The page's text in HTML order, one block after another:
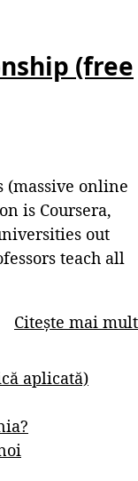
(free
(massive online
is Coursera,
out
teach all
Citește mai mult
aplicată)